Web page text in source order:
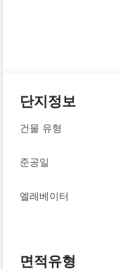
단지정보
건물 유형
준공일
엘레베이터
면적유형